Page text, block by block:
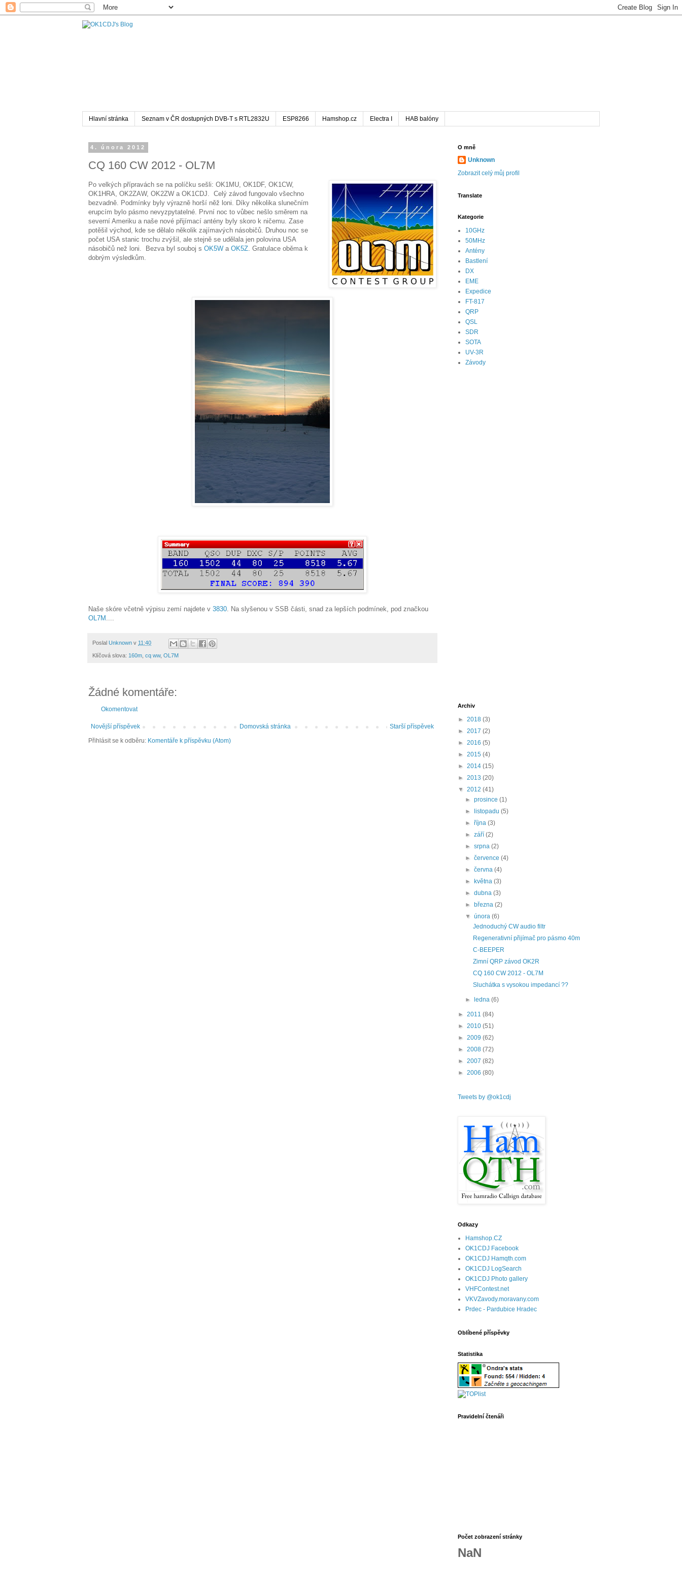
Hlavní stránka Seznam v ČR dostupných DVB-T s RTL2832U ESP8266 Hamshop.cz Electra I HAB balóny
4. února 2012
CQ 160 CW 2012 - OL7M
Po velkých přípravách se na políčku sešli: OK1MU, OK1DF, OK1CW,
OK1HRA, OK2ZAW, OK2ZW a OK1CDJ. Celý závod fungovalo všechno
bezvadně. Podmínky byly výrazně horší něž loni. Díky několika slunečním
erupcím bylo pásmo nevyzpytatelné. První noc to vůbec nešlo směrem na
severní Ameriku a naše nové přijímací antény byly skoro k ničemu. Zase
potěšil východ, kde se dělalo několik zajímavých násobičů. Druhou noc se
počet USA stanic trochu zvýšil, ale stejně se udělala jen polovina USA
násobičů než loni. Bezva byl souboj s OK5W a OK5Z. Gratulace oběma k
dobrým výsledkům.
Naše skóre včetně výpisu zemí najdete v 3830. Na slyšenou v SSB části, snad za lepších podmínek, pod značkou
OL7M ....
Poslal Unknown v 11:40
Klíčová slova: 160m cq ww, OL7M
Žádné komentáře:
Okomentovat
Novější příspěvek Starší příspěvek
Domovská stránka
Přihlásit se k odběru: Komentáře k příspěvku (Atom)
O mně
Unknown
Zobrazit celý můj profil
Translate
Kategorie
10GHz
50MHz
Antény
Bastlení
DX
EME
Expedice
FT-817
QRP
QSL
SDR
SOTA
UV-3R
Závody
Archiv
► 2018 (3)
► 2017 (2)
► 2016 (5)
► 2015 (4)
► 2014 (15)
► 2013 (20)
▼ 2012 (41)
►prosince(1)
►
listopadu(5)
►října(3)
►září(2)
►srpna(2)
►července(4)
►června(4)
►
května(3)
►dubna(3)
► března(2)
▼února(6)
Jednoduchý CW audio filtr
Regenerativní přijímač pro pásmo 40m
C-BEEPER
Zimní QRP závod OK2R
CQ 160 CW 2012 - OL7M
Sluchátka s vysokou impedancí ??
► ledna(6)
► 2011 (84)
► 2010 (51)
► 2009 (62)
► 2008 (72)
► 2007 (82)
► 2006 (80)
Tweets by @ok1cdj
Odkazy
Hamshop.CZ
OK1CDJ Facebook
OK1CDJ Hamqth.com
OK1CDJ LogSearch
OK1CDJ Photo gallery
VHFContest.net
VKVZavody.moravany.com
Prdec - Pardubice Hradec
Oblíbené příspěvky
Statistika
Pravidelní čtenáři
Počet zobrazení stránky
NaN